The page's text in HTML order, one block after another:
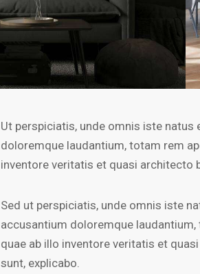
Ut perspiciatis, unde omnis iste
doloremque laudantium, totam rem
inventore veritatis et quasi architecto
Sed ut perspiciatis, unde omnis iste
accusantium doloremque
quae ab illo inventore veritatis et
sunt, explicabo.